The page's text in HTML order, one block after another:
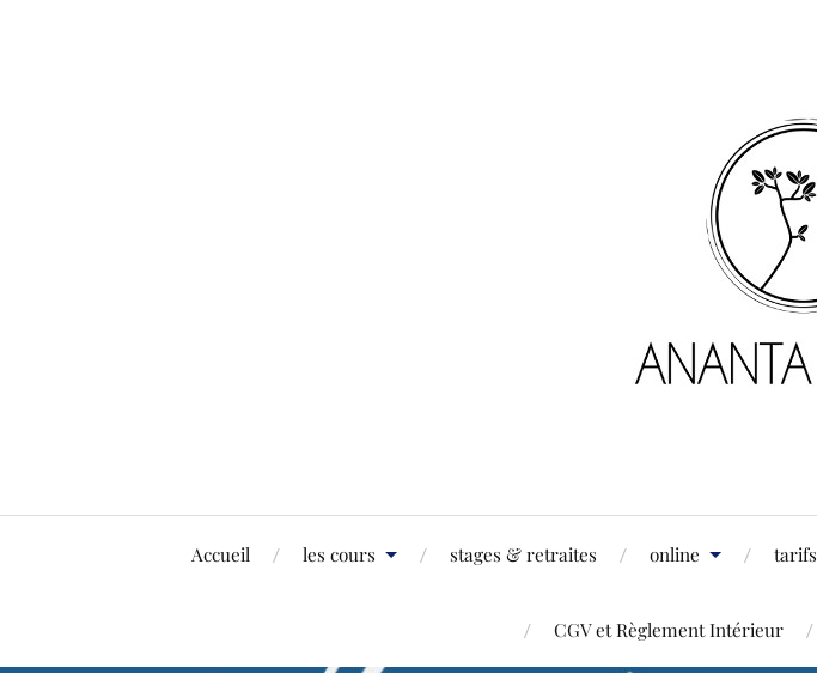
Accueil les cours stages & retraites online tarifs
CGV et Règlement Intérieur